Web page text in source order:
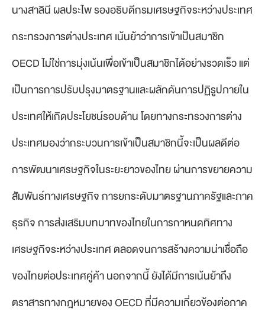
นางสาลินี ผลประไพ รองอธิบดีกรมเศรษฐกิจระหว่างประเทศ
กระทรวงการต่างประเทศ เน้นย้าว่าการเข้าเป็นสมาชิก
OECD ไม่ใช่การมุ่งเน้นเพื่อเข้าเป็นสมาชิกได้อย่างรวดเร็ว แต่
เป็นการการปรับปรุงมาตรฐานและผลักดันการปฏิรูปภายใน
ประเทศให้เกิดประโยชน์รอบด้าน โดยทางกระทรวงการต่าง
ประเทศมองว่ากระบวนการเข้าเป็นสมาชิกนี้จะเป็นผลดีต่อ
การพัฒนาเศรษฐกิจในระยะยาวของไทย ผ่านการขยายความ
สัมพันธ์ทางเศรษฐกิจ การยกระดับมาตรฐานภาครัฐและภาค
ธุรกิจ การส่งเสริมบทบาทของไทยในการกาหนดทิศทาง
เศรษฐกิจระหว่างประเทศ ตลอดจนการสร้างความน่าเชื่อถือ
ของไทยต่อประเทศคู่ค้า นอกจากนี้ ยังได้มีการเน้นย้าถึง
ตราสารทางกฎหมายของ OECD ที่มีความเกี่ยวข้องต่อภาค